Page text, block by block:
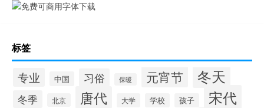
标签
专业 中国 习俗 保暖 元宵节 冬天
冬季 北京 唐代 大学 学校 孩子 宋代